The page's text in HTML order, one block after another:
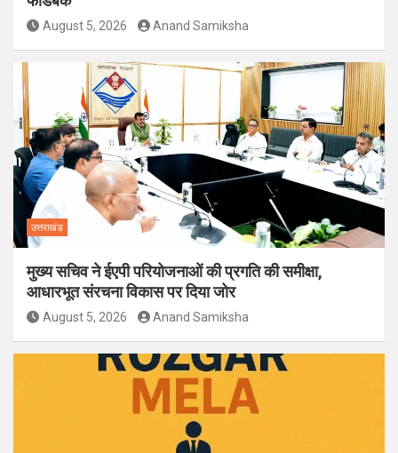
August 5, 2026 Anand Samiksha
उत्तराखंड
मुख्य सचिव ने ईएपी परियोजनाओं की प्रगति की समीक्षा,
आधारभूत संरचना विकास पर दिया जोर
August 5, 2026 Anand Samiksha